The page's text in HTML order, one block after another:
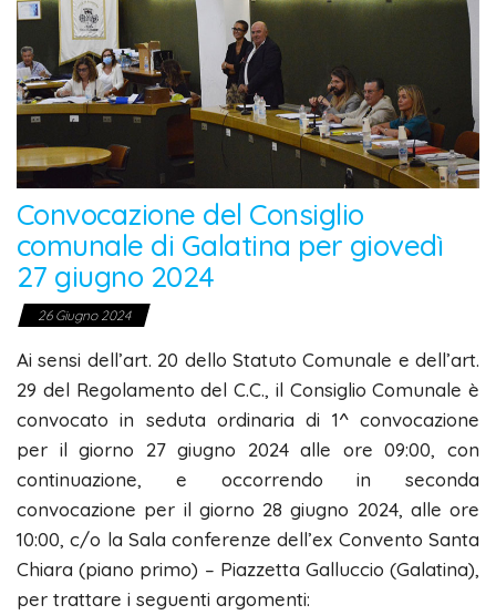
Convocazione del Consiglio
comunale di Galatina per giovedì
27 giugno 2024
26 Giugno 2024
Ai sensi dell’art. 20 dello Statuto Comunale e dell’art.
29 del Regolamento del C.C., il Consiglio Comunale è
convocato in seduta ordinaria di 1^ convocazione
per il giorno 27 giugno 2024 alle ore 09:00, con
continuazione, e occorrendo in seconda
convocazione per il giorno 28 giugno 2024, alle ore
10:00, c/o la Sala conferenze dell’ex Convento Santa
Chiara (piano primo) – Piazzetta Galluccio (Galatina),
per trattare i seguenti argomenti: